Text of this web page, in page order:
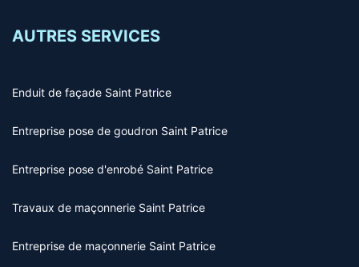
AUTRES SERVICES
Enduit de façade Saint Patrice
Entreprise pose de goudron Saint Patrice
Entreprise pose d'enrobé Saint Patrice
Travaux de maçonnerie Saint Patrice
Entreprise de maçonnerie Saint Patrice